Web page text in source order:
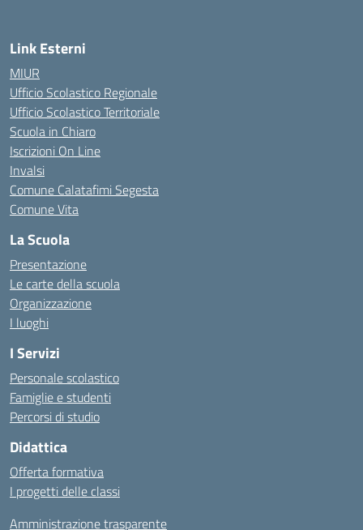
Link Esterni
MIUR
Ufficio Scolastico Regionale
Ufficio Scolastico Territoriale
Scuola in Chiaro
Iscrizioni On Line
Invalsi
Comune Calatafimi Segesta
Comune Vita
La Scuola
Presentazione
Le carte della scuola
Organizzazione
I luoghi
I Servizi
Personale scolastico
Famiglie e studenti
Percorsi di studio
Didattica
Offerta formativa
I progetti delle classi
Amministrazione trasparente